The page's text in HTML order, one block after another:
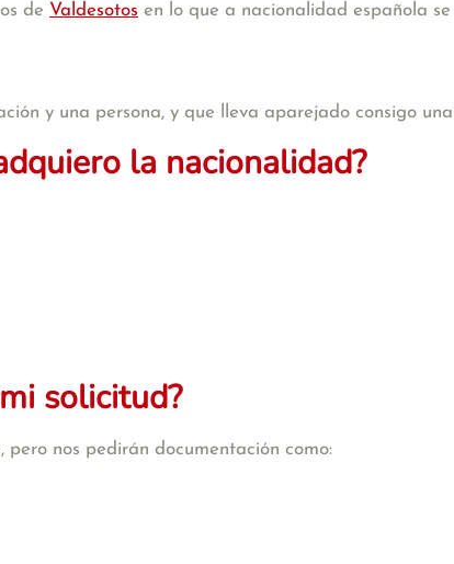
de Valdesotos en lo que a nacionalidad española
y una persona, y que lleva aparejado consigo
la nacionalidad?
solicitud?
nos pedirán documentación como: